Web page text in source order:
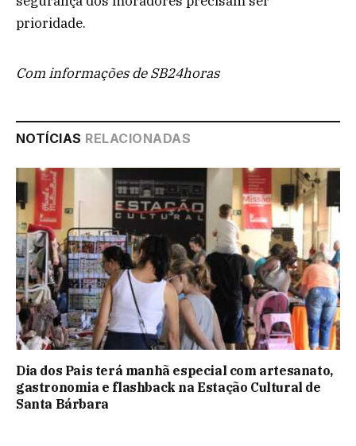
prioridade.
Com informações de SB24horas
NOTÍCIAS RELACIONADAS
Dia dos Pais terá manhã especial com artesanato,
gastronomia e flashback na Estação Cultural de
Santa Bárbara